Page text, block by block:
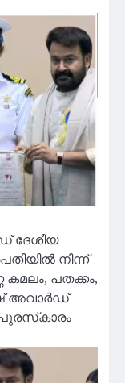
ദേശീയ
നിന്ന്
പതക്കം,
അവാർഡ്